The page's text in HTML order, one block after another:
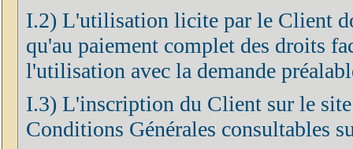
I.2) L'utilisation licite par le Client
qu'au paiement complet des droits
l'utilisation avec la demande
I.3) L'inscription du Client sur le
Conditions Générales consultables